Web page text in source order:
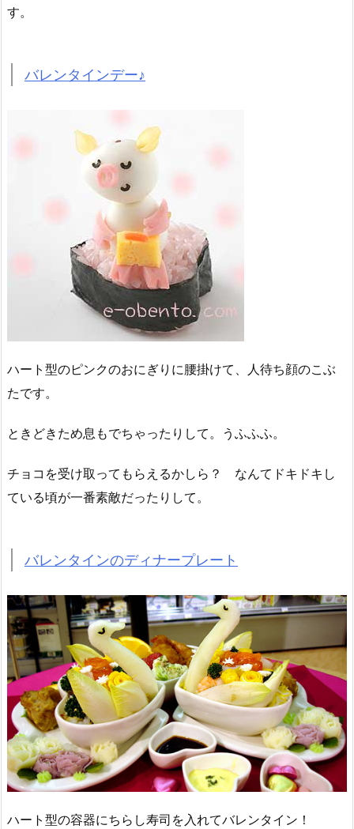
す。
バレンタインデー♪
ハート型のピンクのおにぎりに腰掛けて、人待ち顔のこぶ
たです。
ときどきため息もでちゃったりして。うふふふ。
チョコを受け取ってもらえるかしら？ なんてドキドキし
ている頃が一番素敵だったりして。
バレンタインのディナープレート
ハート型の容器にちらし寿司を入れてバレンタイン！